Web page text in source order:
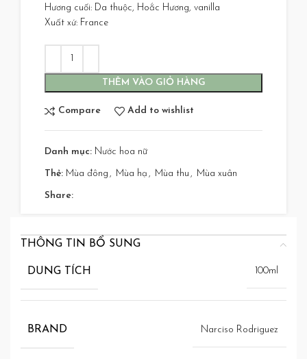
Hương cuối: Da thuộc, Hoắc Hương, vanilla
Xuất xứ: France
THÊM VÀO GIỎ HÀNG
Compare Add to wishlist
Danh mục: Nước hoa nữ
Thẻ: Mùa đông , Mùa hạ , Mùa thu , Mùa xuân
Share:
THÔNG TIN BỔ SUNG
DUNG TÍCH 100ml
BRAND Narciso Rodriguez